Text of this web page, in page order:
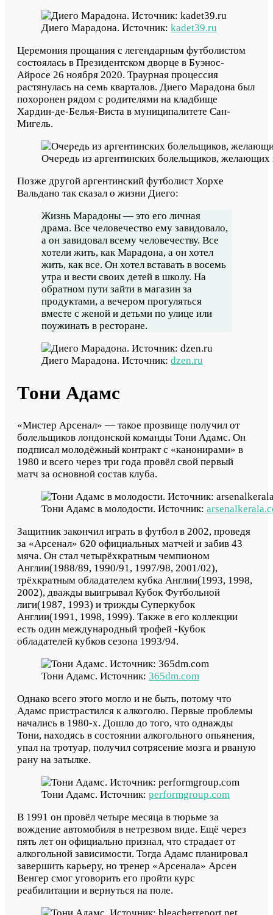
Диего Марадона. Источник: kadet39.ru
Церемония прощания с легендарным футболистом
состоялась в Президентском дворце в Буэнос-
Айросе 26 ноября 2020. Траурная процессия
растянулась на семь кварталов. Диего Марадона был
похоронен рядом с родителями на кладбище
Хардин-де-Белья-Виста в муниципалитете Сан-
Мигель.
Очередь из аргентинских болельщиков,
Позже другой аргентинский футболист Хорхе
Вальдано так сказал о жизни Диего:
Жизнь Марадоны — это его личная
драма. Все человечество ему завидовало,
а он завидовал всему человечеству. Все
хотели жить, как Марадона, а он хотел
жить, как все. Он хотел вставать в восемь
утра и вести своих детей в школу. На
обратном пути зайти в магазин за
продуктами, а вечером прогуляться
вместе с женой и детьми по улице или
поужинать в ресторане.
Диего Марадона. Источник: dzen.ru
Тони Адамс
«Мистер Арсенал» — такое прозвище получил от
болельщиков лондонской команды Тони Адамс. Он
подписал молодёжный контракт с «канонирами» в
1980 и всего через три года провёл свой первый
матч за основной состав клуба.
Тони Адамс в молодости. Источник:
Защитник закончил играть в футбол в 2002, проведя
за «Арсенал» 620 официальных матчей и забив 43
мяча. Он стал четырёхкратным чемпионом
Англии(1988/89, 1990/91, 1997/98, 2001/02),
трёхкратным обладателем кубка Англии(1993, 1998,
2002), дважды выигрывал Кубок Футбольной
лиги(1987, 1993) и трижды Суперкубок
Англии(1991, 1998, 1999). Также в его коллекции
есть один международный трофей -Кубок
обладателей кубков сезона 1993/94.
Тони Адамс. Источник: 365dm.com
Однако всего этого могло и не быть, потому что
Адамс пристрастился к алкоголю. Первые проблемы
начались в 1980-х. Дошло до того, что однажды
Тони, находясь в состоянии алкогольного опьянения,
упал на тротуар, получил сотрясение мозга и рваную
рану на затылке.
Тони Адамс. Источник: performgroup.com
В 1991 он провёл четыре месяца в тюрьме за
вождение автомобиля в нетрезвом виде. Ещё через
пять лет он официально признал, что страдает от
алкогольной зависимости. Тогда Адамс планировал
завершить карьеру, но тренер «Арсенала» Арсен
Венгер смог уговорить его пройти курс
реабилитации и вернуться на поле.